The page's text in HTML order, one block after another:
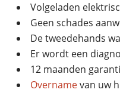
Volgeladen
Geen schades
De tweedehands
Er wordt een
12 maanden
Overnamevan uw